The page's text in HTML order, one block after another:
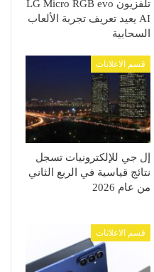
تلفزيون LG Micro RGB evo
AI يعيد تعريف تجربة الألعاب
السحابية
قسم الاعلانات
إل جي للإلكترونيات تسجل
نتائج قياسية في الربع الثاني
من عام 2026
قسم الاعلانات